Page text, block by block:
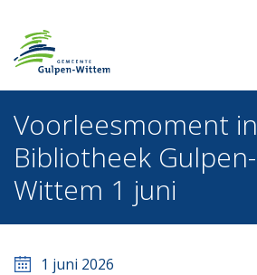
Voorleesmoment in
Bibliotheek Gulpen-
Wittem 1 juni
1 juni 2026